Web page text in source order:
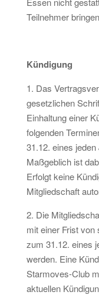
Teilnehmer
Kündigung
1. Das
gesetzlichen
Einhaltung einer
folgenden
31.12. eines
Maßgeblich ist
Erfolgt keine
Mitgliedschaft
2. Die
mit einer Frist
zum 31.12. eines
werden. Eine
Starmoves-Club
aktuellen